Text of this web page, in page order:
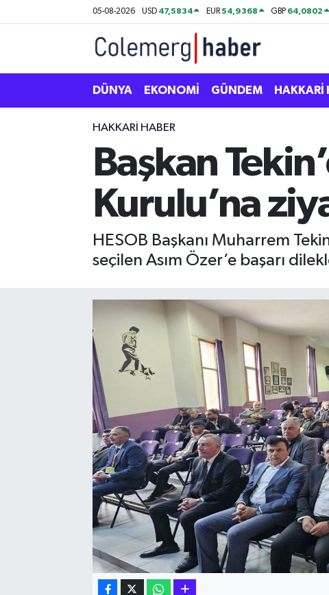
05-08-2026 USD 47,5834 EUR54,9368 GBP 64,0802
DÜNYA EKONOMİ GÜNDEM HAKKARİ
HAKKARI HABER
Başkan
Kurulu’na
HESOB Başkanı Muharrem
seçilen Asım Özer’e başarı
EKONOMİ
Hakkari Haber
İLGİNÇ HABERLER
KÜLTÜR SANAT
MAGAZİN
Hakkâri Nöbetçi Eczaneler
Hakkâri Hava Durumu
Hakkari Namaz Vakitleri
Hakkâri Trafik Yoğunluk Haritası
Süper Lig Puan Durumu ve Fikstür
Son Dakika Haberleri